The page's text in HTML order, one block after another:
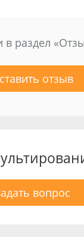
в раздел
отзыв
вопрос